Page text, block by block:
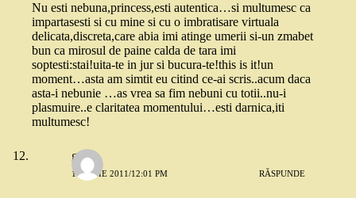
Nu esti nebuna,princess,esti autentica…si multumesc ca
impartasesti si cu mine si cu o imbratisare virtuala
delicata,discreta,care abia imi atinge umerii si-un zmabet
bun ca mirosul de paine calda de tara imi
soptesti:stai!uita-te in jur si bucura-te!this is it!un
moment…asta am simtit eu citind ce-ai scris..acum daca
asta-i nebunie …as vrea sa fim nebuni cu totii..nu-i
plasmuire..e claritatea momentului…esti darnica,iti
multumesc!
gina
19 IULIE 2011/12:01 PM RĂSPUNDE